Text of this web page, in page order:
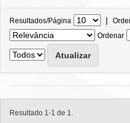
Resultados/Página |
Ordenar
Resultado 1-1 de 1.